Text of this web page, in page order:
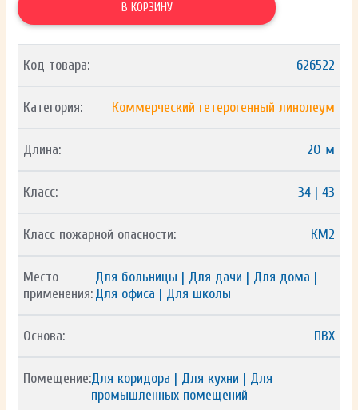
В КОРЗИНУ
Код товара: 626522
Категория: Коммерческий гетерогенный линолеум
Длина: 20 м
Класс: 34 | 43
Класс пожарной опасности: КМ2
Место
применения:
Для больницы | Для дачи | Для дома |
Для офиса | Для школы
Основа: ПВХ
Помещение:Для коридора | Для кухни | Для
промышленных помещений